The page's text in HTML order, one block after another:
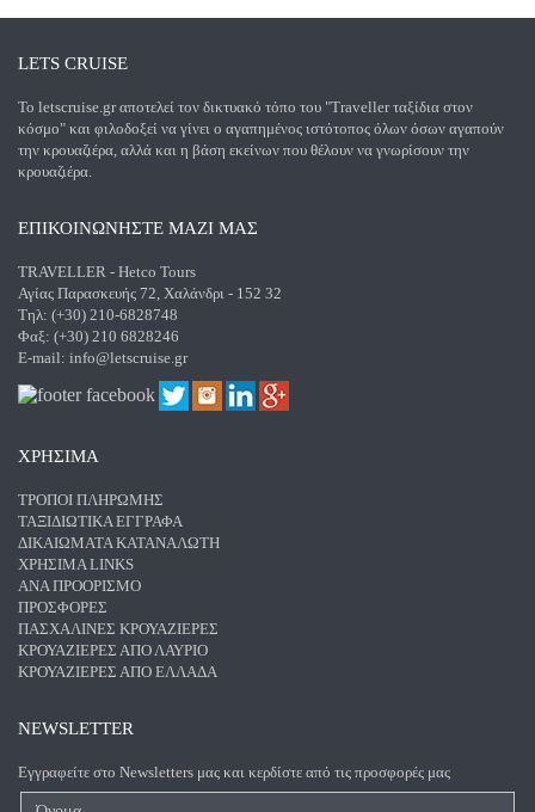
LETS CRUISE
Το letscruise.gr αποτελεί τον δικτυακό τόπο του "Traveller ταξίδια στον
κόσμο" και φιλοδοξεί να γίνει ο αγαπημένος ιστότοπος όλων όσων αγαπούν
την κρουαζιέρα, αλλά και η βάση εκείνων που θέλουν να γνωρίσουν την
κρουαζιέρα.
ΕΠΙΚΟΙΝΩΝΗΣΤΕ ΜΑΖΙ ΜΑΣ
TRAVELLER - Hetco Tours
Αγίας Παρασκευής 72, Χαλάνδρι - 152 32
Τηλ: (+30) 210-6828748
Φαξ: (+30) 210 6828246
E-mail: info@letscruise.gr
ΧΡΗΣΙΜΑ
ΤΡΌΠΟΙ ΠΛΗΡΩΜΉΣ
ΤΑΞΙΔΙΩΤΙΚΆ ΈΓΓΡΑΦΑ
ΔΙΚΑΙΏΜΑΤΑ ΚΑΤΑΝΑΛΩΤΉ
ΧΡΉΣΙΜΑ LINKS
ΑΝΑ ΠΡΟΟΡΙΣΜΌ
ΠΡΟΣΦΟΡΈΣ
ΠΑΣΧΑΛΙΝΈΣ ΚΡΟΥΑΖΙΈΡΕΣ
ΚΡΟΥΑΖΙΈΡΕΣ ΑΠΌ ΛΑΎΡΙΟ
ΚΡΟΥΑΖΙΈΡΕΣ ΑΠΌ ΕΛΛΆΔΑ
NEWSLETTER
Εγγραφείτε στο Newsletters μας και κερδίστε από τις προσφορές μας